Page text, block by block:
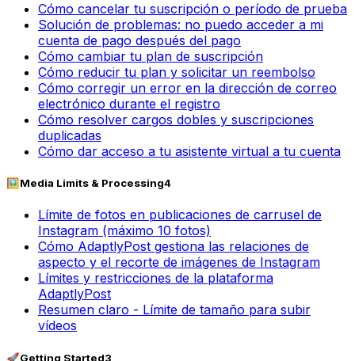
Cómo cancelar tu suscripción o período de prueba
Solución de problemas: no puedo acceder a mi
cuenta de pago después del pago
Cómo cambiar tu plan de suscripción
Cómo reducir tu plan y solicitar un reembolso
Cómo corregir un error en la dirección de correo
electrónico durante el registro
Cómo resolver cargos dobles y suscripciones
duplicadas
Cómo dar acceso a tu asistente virtual a tu cuenta
🖼️ Media Limits & Processing4
Límite de fotos en publicaciones de carrusel de
Instagram (máximo 10 fotos)
Cómo AdaptlyPost gestiona las relaciones de
aspecto y el recorte de imágenes de Instagram
Límites y restricciones de la plataforma
AdaptlyPost
Resumen claro - Límite de tamaño para subir
vídeos
🚀Getting Started3